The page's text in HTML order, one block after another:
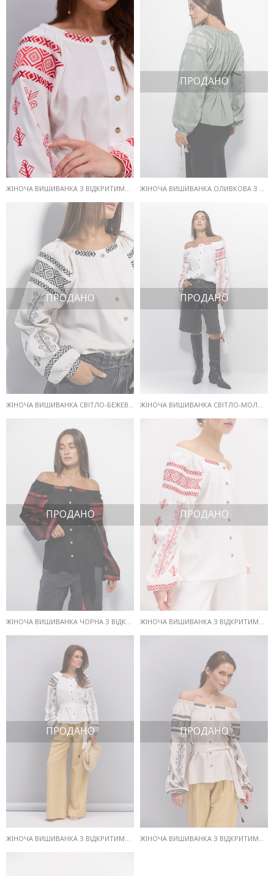
ЖІНОЧА ВИШИВАНКА З ВІДКРИТИМИ ПЛЕЧИМА МОЛОЧНА З ЧЕРВОНОЮ ГЕОМЕТРІЄЮ ГЛАДДЮ
ПРОДАНО
ПРОДАНО
ЖІНОЧА ВИШИВАНКА СВІТЛО-БЕЖЕВА З ВІДКРИТИМИ ПЛЕЧИМА ТА ГЕОМЕТРІЄЮ ГЛАДДЮ
ПРОДАНО
ЖІНОЧА ВИШИВАНКА СВІТЛО-МОЛОЧНА З ВІДКРИТИМИ ПЛЕЧИМА ТА ГЕОМЕТРІЄЮ ГЛАДДЮ
ПРОДАНО ПРОДАНО
ЖІНОЧА ВИШИВАНКА З ВІДКРИТИМИ ПЛЕЧИМА МОЛОЧНА З КОРАЛОВОЮ ГЕОМЕТРІЄЮ ГЛАДДЮ
ПРОДАНО
ЖІНОЧА ВИШИВАНКА З ВІДКРИТИМИ ПЛЕЧИМА МОЛОЧНА З ШОКОЛАДНОЮ ГЕОМЕТРІЄЮ ГЛАДДЮ
ПРОДАНО
ЖІНОЧА ВИШИВАНКА З ВІДКРИТИМИ ПЛЕЧИМА СВІТЛО-БЕЖЕВА З ЧОРНОЮ ГЕОМЕТРІЄЮ ГЛАДДЮ